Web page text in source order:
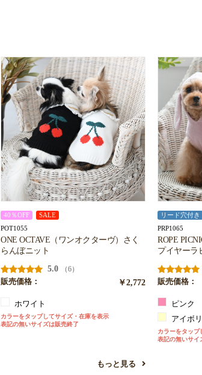
40％OFF SALE
POT1055
ONE OCTAVE（ワンオクターヴ）さく
らんぼニット
5.0
（6）
販売価格：
￥2,772
ホワイト
カラーをタップしてサイズ・在庫を表示
表記の無いサイズは販売終了
もっと見る
リード穴付き
PRP1065
ROPE
プイヤーラ
販売価格：
ピンク
アイボ
カラーをタップ
表記の無いサイ
お買い物を続ける カートへ進む